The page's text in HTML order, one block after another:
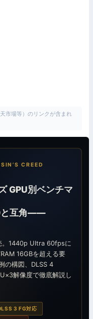
市場等）のリンクが含まれ
CREED
GPU別ベンチマ
と互角——
。1440p Ultra 60fpsに
16GBを超える要
の構図、DLSS 4
解像度で徹底解説し
3 FG対応